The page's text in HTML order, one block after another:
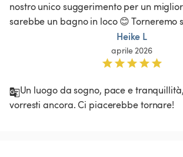
nostro unico suggerimento per un
sarebbe un bagno in loco 😊 Torneremo
Heike L
aprile 2026
Un luogo da sogno, pace e
vorresti ancora. Ci piacerebbe tornare!